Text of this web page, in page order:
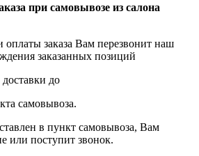
при самовывозе из салона
заказа Вам перезвонит наш
заказанных позиций
доставки до
самовывоза.
в пункт самовывоза, Вам
или поступит звонок.